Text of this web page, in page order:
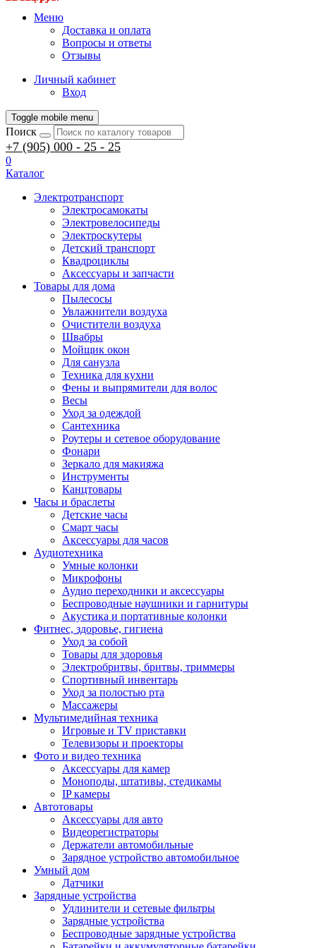
Меню
Доставка и оплата
Вопросы и ответы
Отзывы
Личный кабинет
Вход
Toggle mobile menu
Поиск
+7 (905) 000 - 25 - 25
0
Каталог
Электротранспорт
Электросамокаты
Электровелосипеды
Электроскутеры
Детский транспорт
Квадроциклы
Аксессуары и запчасти
Товары для дома
Пылесосы
Увлажнители воздуха
Очистители воздуха
Швабры
Мойщик окон
Для санузла
Техника для кухни
Фены и выпрямители для волос
Весы
Уход за одеждой
Сантехника
Роутеры и сетевое оборудование
Фонари
Зеркало для макияжа
Инструменты
Канцтовары
Часы и браслеты
Детские часы
Смарт часы
Аксессуары для часов
Аудиотехника
Умные колонки
Микрофоны
Аудио переходники и аксессуары
Беспроводные наушники и гарнитуры
Акустика и портативные колонки
Фитнес, здоровье, гигиена
Уход за собой
Товары для здоровья
Электробритвы, бритвы, триммеры
Спортивный инвентарь
Уход за полостью рта
Массажеры
Мультимедийная техника
Игровые и TV приставки
Телевизоры и проекторы
Фото и видео техника
Аксессуары для камер
Моноподы, штативы, стедикамы
IP камеры
Автотовары
Аксессуары для авто
Видеорегистраторы
Держатели автомобильные
Зарядное устройство автомобильное
Умный дом
Датчики
Зарядные устройства
Удлинители и сетевые фильтры
Зарядные устройства
Беспроводные зарядные устройства